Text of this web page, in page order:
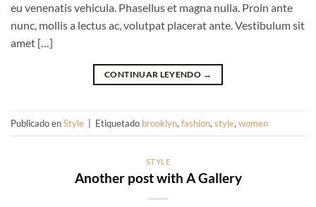
eu venenatis vehicula. Phasellus et magna nulla. Proin ante
nunc, mollis a lectus ac, volutpat placerat ante. Vestibulum sit
amet […]
CONTINUAR LEYENDO →
Publicado enStyle Etiquetado brooklyn, fashion, style, women
STYLE
Another post with A Gallery